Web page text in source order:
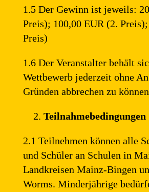
1.5 Der Gewinn ist jeweils:
Preis); 100,00 EUR (2.
Preis)
1.6 Der Veranstalter behält
Wettbewerb jederzeit ohne
Gründen abbrechen zu
Teilnahmebedingungen
2.1 Teilnehmen können alle
und Schüler an Schulen in
Landkreisen Mainz-Bingen
Worms. Minderjährige